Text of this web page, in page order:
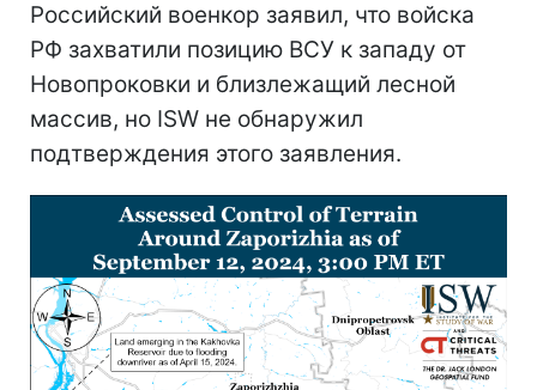
Российский военкор заявил, что войска
РФ захватили позицию ВСУ к западу от
Новопроковки и близлежащий лесной
массив, но ISW не обнаружил
подтверждения этого заявления.